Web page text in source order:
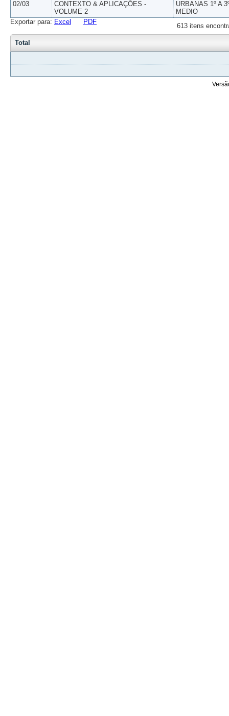
02/03
CONTEXTO & APLICAÇÕES -
VOLUME 2
URBANAS 1º A
MEDIO
613 itens
Exportar para: Excel PDF
Total